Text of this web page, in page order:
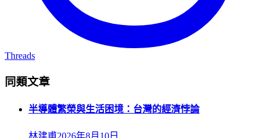
Threads
同類文章
半導體繁榮與生活困境：台灣的經濟悖論
林建甫2026年8月10日